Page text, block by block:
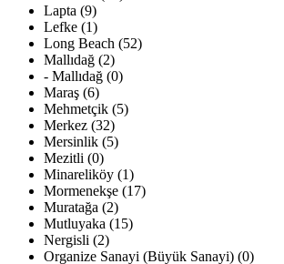
Lapta (9)
Lefke (1)
Long Beach (52)
Mallıdağ (2)
- Mallıdağ (0)
Maraş (6)
Mehmetçik (5)
Merkez (32)
Mersinlik (5)
Mezitli (0)
Minareliköy (1)
Mormenekşe (17)
Muratağa (2)
Mutluyaka (15)
Nergisli (2)
Organize Sanayi (Büyük Sanayi) (0)